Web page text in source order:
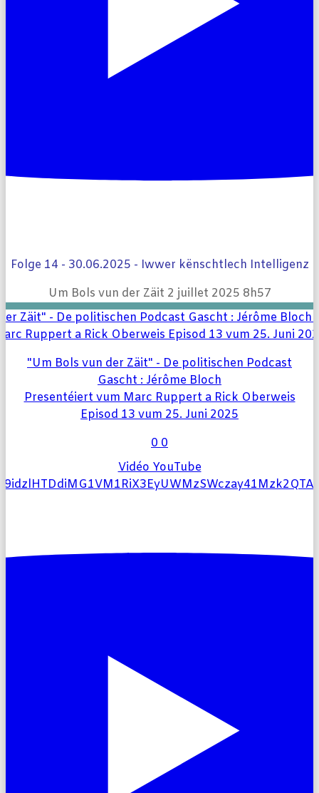
Folge 14 - 30.06.2025 - Iwwer kënschtlech Intelligenz
Um Bols vun der Zäit 2 juillet 2025 8h57
"Um Bols vun der Zäit" - De politischen Podcast
Gascht : Jérôme Bloch
Presentéiert vum Marc Ruppert a Rick Oberweis
Episod 13 vum 25. Juni 2025
00
Vidéo YouTube